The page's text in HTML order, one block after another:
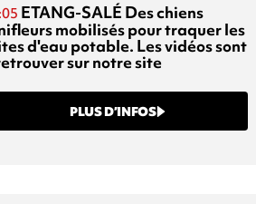
ETANG-SALÉ Des chiens
mobilisés pour traquer les
d'eau potable. Les vidéos sont
sur notre site
PLUS D’INFOS